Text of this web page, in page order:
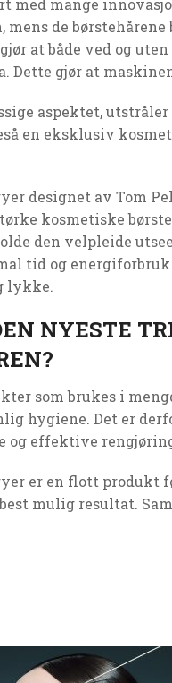
mens de
at både ved og
Dette gjør at
aspektet,
en eksklusiv
designet av Tom
kosmetiske
den velpleide
tid og
lykke.
NYESTE
som brukes i
hygiene. Det er
og effektive
er en flott produkt
mulig resultat.